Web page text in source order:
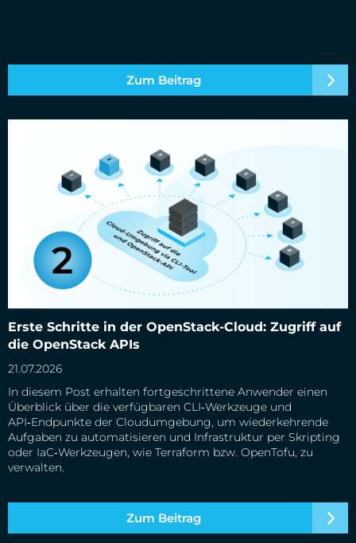
Zum Beitrag
Erste Schritte in der OpenStack-Cloud: Zugriff auf
die OpenStack APIs
21.07.2026
In diesem Post erhalten fortgeschrittene Anwender einen
Überblick über die verfügbaren CLI‑Werkzeuge und
API‑Endpunkte der Cloudumgebung, um wiederkehrende
Aufgaben zu automatisieren und Infrastruktur per Skripting
oder IaC‑Werkzeugen, wie Terraform bzw. OpenTofu, zu
verwalten.
Zum Beitrag
Erste Schritte in der OpenStack-Cloud: Zugriff auf die
OpenStack APIs